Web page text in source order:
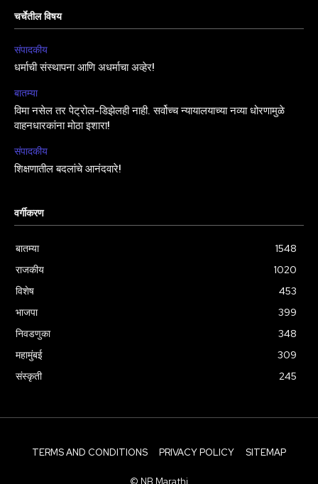
चर्चेतील विषय
संपादकीय
धर्माची संस्थापना आणि अधर्माचा अव्हेर!
बातम्या
विमा नसेल तर पेट्रोल-डिझेलही नाही. सर्वोच्च न्यायालयाच्या नव्या धोरणामुळे
वाहनधारकांना मोठा इशारा!
संपादकीय
शिक्षणातील बदलांचे आनंदवारे!
वर्गीकरण
बातम्या
1548
राजकीय
1020
विशेष
453
भाजपा
399
निवडणुका
348
महामुंबई
309
संस्कृती
245
TERMS AND CONDITIONS PRIVACY POLICY SITEMAP